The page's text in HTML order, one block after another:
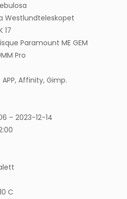
Westlundteleskopet
17
Paramount ME GEM
Pro
APP, Affinity, Gimp.
– 2023-12-14
C